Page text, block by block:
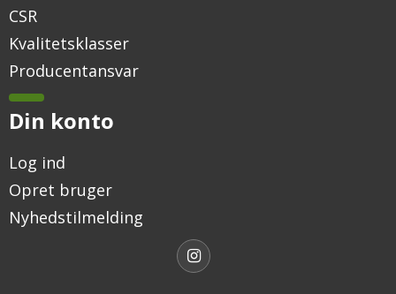
CSR
Kvalitetsklasser
Producentansvar
Din konto
Log ind
Opret bruger
Nyhedstilmelding